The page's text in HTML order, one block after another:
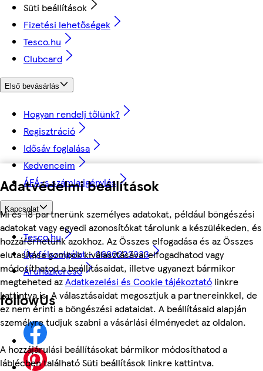
Adatvédelmi beállítások
Mi és 18 partnerünk személyes adatokat, például böngészési
adatokat vagy egyedi azonosítókat tárolunk a készülékeden, és
hozzáférhetünk azokhoz. Az Összes elfogadása és az Összes
elutasítása gombok kiválasztásával elfogadhatod vagy
módosíthatod a beállításaidat, illetve ugyanezt bármikor
megteheted azAdatkezelési és Cookie tájékoztató linkre
kattintva is. A választásaidat megosztjuk a partnereinkkel, de
ez nem érinti a böngészési adataidat. A beállításaid alapján
személyre tudjuk szabni a vásárlási élményedet az oldalon.
A hozzájárulási beállításokat bármikor módosíthatod a
láblécben található Süti beállítások linkre kattintva.
Süti beállítások
Fizetési lehetőségek
Tesco.hu
Clubcard
Első bevásárlás
Hogyan rendelj tőlünk?
Regisztráció
Idősáv foglalása
Kedvenceim
ÁFÁ-s számla igénylés
Kapcsolat
Tesco.hu
Ügyfélszolgálat - 0680222333
Áruházkereső
followUs